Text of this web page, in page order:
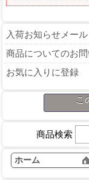
入荷お知らせメール
商品についてのお
お気に入りに登録
こ
商品検索
ホーム